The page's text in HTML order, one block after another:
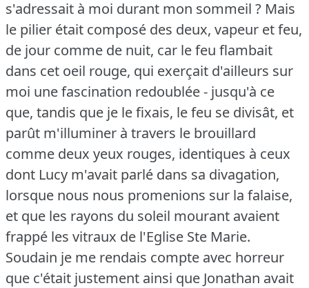
s'adressait à moi durant mon sommeil ? Mais
le pilier était composé des deux, vapeur et feu,
de jour comme de nuit, car le feu flambait
dans cet oeil rouge, qui exerçait d'ailleurs sur
moi une fascination redoublée - jusqu'à ce
que, tandis que je le fixais, le feu se divisât, et
parût m'illuminer à travers le brouillard
comme deux yeux rouges, identiques à ceux
dont Lucy m'avait parlé dans sa divagation,
lorsque nous nous promenions sur la falaise,
et que les rayons du soleil mourant avaient
frappé les vitraux de l'Eglise Ste Marie.
Soudain je me rendais compte avec horreur
que c'était justement ainsi que Jonathan avait